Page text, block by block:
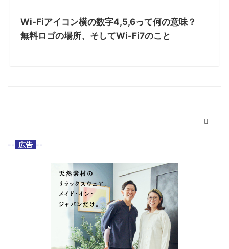
Wi-Fiアイコン横の数字4,5,6って何の意味？
無料ロゴの場所、そしてWi-Fi7のこと
-- 広告 --